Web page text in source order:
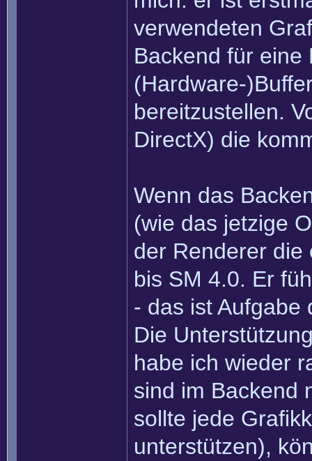
verwendeten
Backend für eine
(Hardware-
bereitzustellen.
DirectX) die
Wenn das
(wie das jetzige
der Renderer die
bis SM 4.0. Er
- das ist Aufgabe
Die
habe ich wieder
sind im Backend
sollte jede
unterstützen),